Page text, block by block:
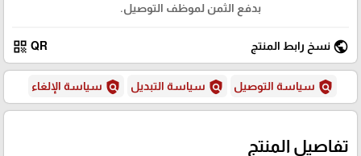
بدفع الثمن لموظف التوصيل.
public نسخ رابط المنتج QR
qr_code
policy سياسة التوصيل policy سياسة التبديل policy سياسة الإلغاء
تفاصيل المنتج